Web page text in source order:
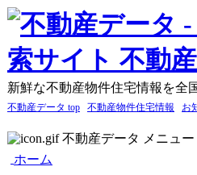
新鮮な不動産物件住宅情報を全
不動産データ top 不動産物件住宅情報 お
不動産データ メニュー
ホーム